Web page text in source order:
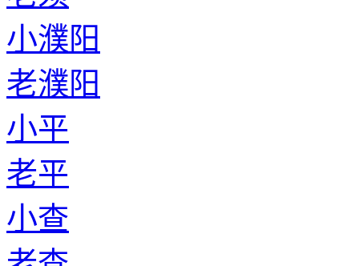
小濮阳
老濮阳
小平
老平
小查